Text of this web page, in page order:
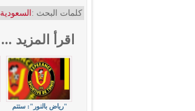
كلمات البحث : السعودية
اقرأ المزيد ...
"رياض بالنور": ستتم